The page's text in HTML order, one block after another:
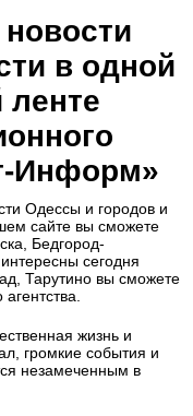
в одной
ленте
Информ»
Одессы и городов и
сайте вы сможете
Бедгород-
сегодня
Тарутино вы сможете
жизнь и
громкие события и
незамеченным в